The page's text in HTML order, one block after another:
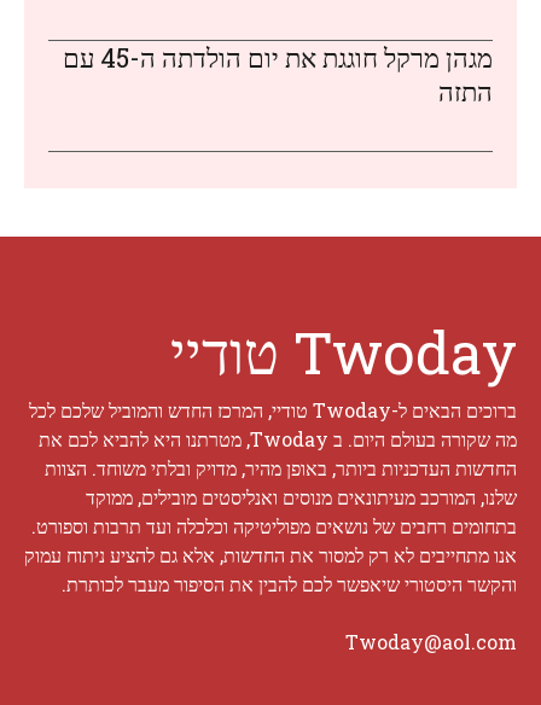
מגהן מרקל חוגגת את יום הולדתה ה-45 עם
התזה
Twoday טודיי
ברוכים הבאים ל-Twoday טודיי, המרכז החדש והמוביל שלכם לכל
מה שקורה בעולם היום. ב Twoday, מטרתנו היא להביא לכם את
החדשות העדכניות ביותר, באופן מהיר, מדויק ובלתי משוחד. הצוות
שלנו, המורכב מעיתונאים מנוסים ואנליסטים מובילים, ממוקד
בתחומים רחבים של נושאים מפוליטיקה וכלכלה ועד תרבות וספורט.
אנו מתחייבים לא רק למסור את החדשות, אלא גם להציע ניתוח עמוק
והקשר היסטורי שיאפשר לכם להבין את הסיפור מעבר לכותרת.
Twoday@aol.com